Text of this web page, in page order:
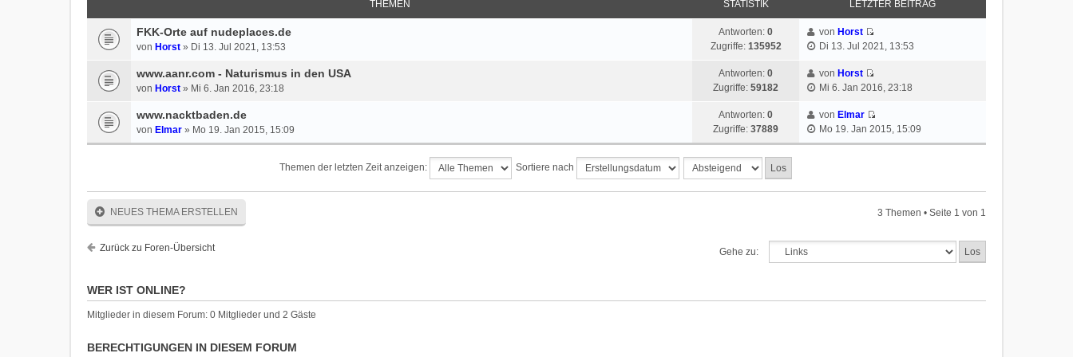
THEMEN STATISTIK LETZTER BEITRAG
FKK-Orte auf nudeplaces.de
von Horst » Di 13. Jul 2021, 13:53
Antworten: 0
Zugriffe: 135952
von Horst
Di 13. Jul 2021, 13:53
www.aanr.com - Naturismus in den USA
von Horst » Mi 6. Jan 2016, 23:18
Antworten: 0
Zugriffe: 59182
von Horst
Mi 6. Jan 2016, 23:18
www.nacktbaden.de
von Elmar » Mo 19. Jan 2015, 15:09
Antworten: 0
Zugriffe: 37889
von Elmar
Mo 19. Jan 2015, 15:09
Themen der letzten Zeit anzeigen: Sortiere nach
NEUES THEMA ERSTELLEN 3 Themen • Seite 1 von 1
Zurück zu Foren-Übersicht Gehe zu:
WER IST ONLINE?
Mitglieder in diesem Forum: 0 Mitglieder und 2 Gäste
BERECHTIGUNGEN IN DIESEM FORUM